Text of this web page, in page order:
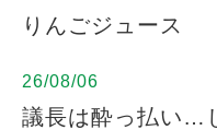
りんごジュース
26/08/06
議長は酔っ払い…